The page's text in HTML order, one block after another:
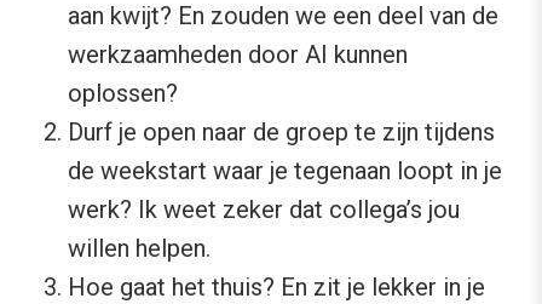
aan kwijt? En zouden we een deel van de
werkzaamheden door AI kunnen
oplossen?
Durf je open naar de groep te zijn tijdens
de weekstart waar je tegenaan loopt in je
werk? Ik weet zeker dat collega’s jou
willen helpen.
Hoe gaat het thuis? En zit je lekker in je